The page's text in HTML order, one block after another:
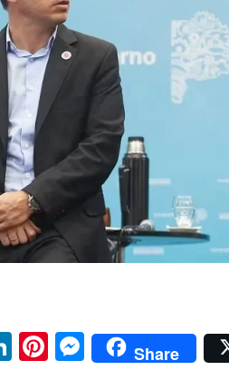
LinkedIn
Pinterest
Messenger
Share